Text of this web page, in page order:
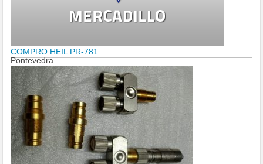
COMPRO HEIL PR-781
Pontevedra